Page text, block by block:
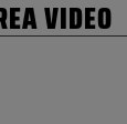
VIDEO